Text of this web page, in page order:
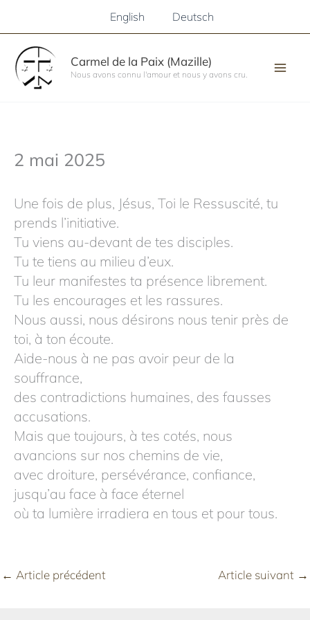
contenu
English Deutsch
Carmel de la Paix (Mazille)
Nous avons connu l'amour et nous y avons cru.
2 mai 2025
Une fois de plus, Jésus, Toi le Ressuscité, tu
prends l’initiative.
Tu viens au-devant de tes disciples.
Tu te tiens au milieu d’eux.
Tu leur manifestes ta présence librement.
Tu les encourages et les rassures.
Nous aussi, nous désirons nous tenir près de
toi, à ton écoute.
Aide-nous à ne pas avoir peur de la
souffrance,
des contradictions humaines, des fausses
accusations.
Mais que toujours, à tes cotés, nous
avancions sur nos chemins de vie,
avec droiture, persévérance, confiance,
jusqu’au face à face éternel
où ta lumière irradiera en tous et pour tous.
← Article précédent Article suivant →